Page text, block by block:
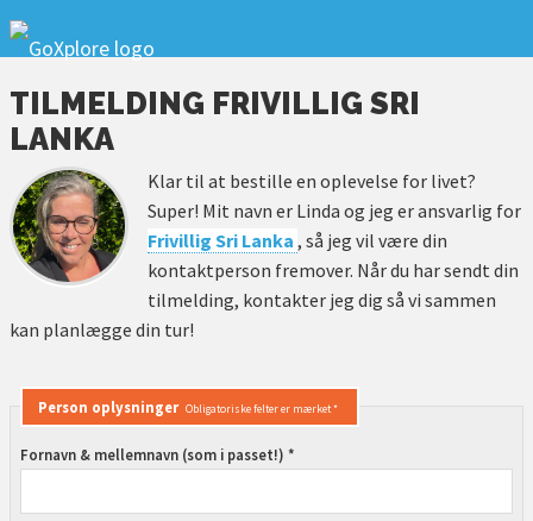
TILMELDING FRIVILLIG SRI
LANKA
Klar til at bestille en oplevelse for livet?
Super! Mit navn er Linda og jeg er ansvarlig for
Frivillig Sri Lanka , så jeg vil være din
kontaktperson fremover. Når du har sendt din
tilmelding, kontakter jeg dig så vi sammen
kan planlægge din tur!
Person oplysninger Obligatoriske felter er mærket *
Fornavn & mellemnavn (som i passet!) *